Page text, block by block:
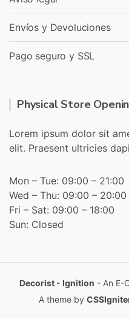
Envíos y Devoluciones
Pago seguro y SSL
Physical Store
Lorem ipsum dolor sit
elit. Praesent ultricies
Mon – Tue: 09:00 – 21:00
Wed – Thu: 09:00 – 20:00
Fri – Sat: 09:00 – 18:00
Sun: Closed
Decorist - Ignition - An E-
A theme by